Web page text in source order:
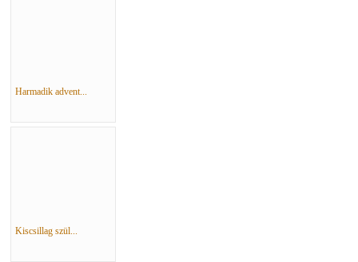
Harmadik advent...
Kiscsillag szül...